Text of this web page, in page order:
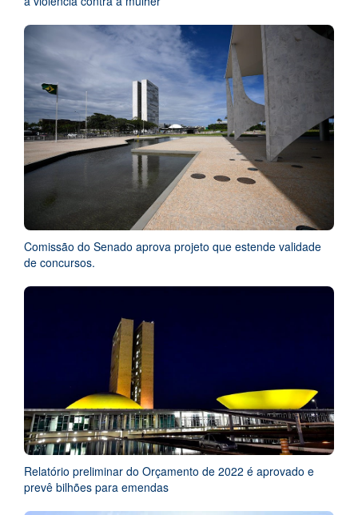
Comissão do Senado aprova projeto que estende validade
de concursos.
Relatório preliminar do Orçamento de 2022 é aprovado e
prevê bilhões para emendas